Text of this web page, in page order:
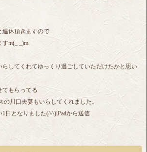
連休頂きますので
m(_ _)m
してくれてゆっくり過ごしていただけたかと思い
てもらってる
の川口夫妻もいらしてくれました。
日となりました(^^)iPadから送信